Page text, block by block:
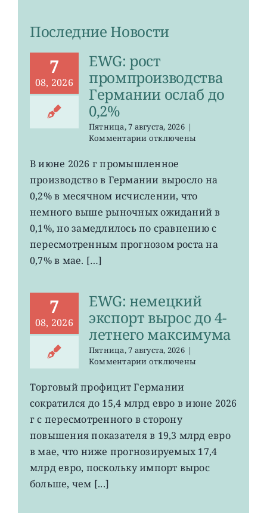
Последние Новости
7
08, 2026
EWG: рост
промпроизводства
Германии ослаб до
0,2%
Пятница, 7 августа, 2026 |
Комментариик
EWG:
рост
промпроизводства
Германии
до
0,2%
отключены
В июне 2026 г промышленное
производство в Германии выросло на
0,2% в месячном исчислении, что
немного выше рыночных ожиданий в
0,1%, но замедлилось по сравнению с
пересмотренным прогнозом роста на
0,7% в мае. […]
7
08, 2026
EWG: немецкий
экспорт вырос до 4-
летнего максимума
Пятница, 7 августа, 2026 |
Комментариик
EWG:
немецкий
экспорт
вырос
4-
летнего
отключены
Торговый профицит Германии
сократился до 15,4 млрд евро в июне 2026
г с пересмотренного в сторону
повышения показателя в 19,3 млрд евро
в мае, что ниже прогнозируемых 17,4
млрд евро, поскольку импорт вырос
больше, чем [...]